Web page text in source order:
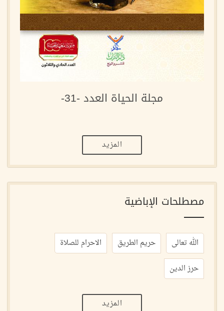
مجلة الحياة العدد -31-
المزيد
مصطلحات الإباضية
الله تعالى حريم الطريق
الاحرام للصلاة
حرز الدين
المزيد